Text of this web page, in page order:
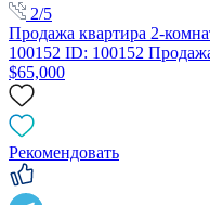
2/5
Продажа квартира 2-
100152 ID: 100152
$65,000
Рекомендовать